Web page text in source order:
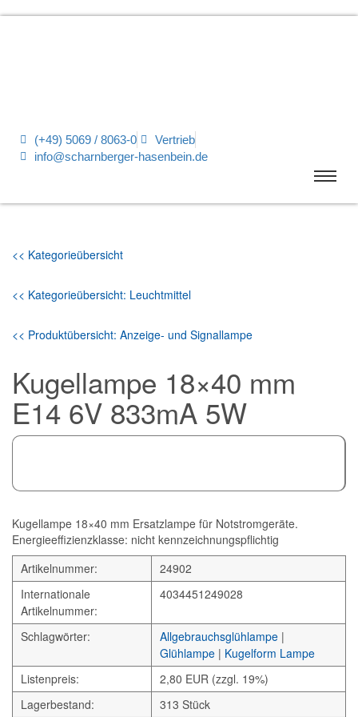
(+49) 5069 / 8063-0
Vertrieb
info@scharnberger-hasenbein.de
<< Kategorieübersicht
<< Kategorieübersicht: Leuchtmittel
<< Produktübersicht: Anzeige- und Signallampe
Kugellampe 18×40 mm
E14 6V 833mA 5W
Kugellampe 18×40 mm Ersatzlampe für Notstromgeräte.
Energieeffizienzklasse: nicht kennzeichnungspflichtig
Artikelnummer:
24902
Internationale
Artikelnummer:
4034451249028
Schlagwörter: Allgebrauchsglühlampe |
Glühlampe | Kugelform Lampe
Listenpreis:
2,80 EUR (zzgl. 19%)
Lagerbestand:
313 Stück